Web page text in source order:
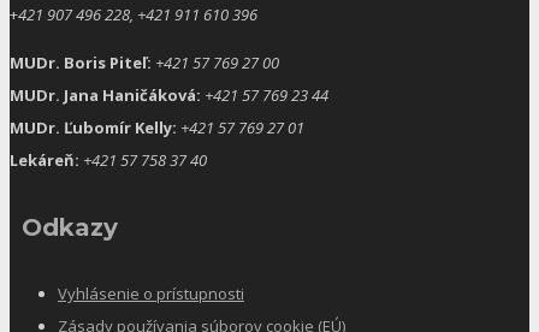
+421 907 496 228, +421 911 610 396
MUDr. Boris Piteľ: +421 57 769 27 00
MUDr. Jana Haničáková: +421 57 769 23 44
MUDr. Ľubomír Kelly: +421 57 769 27 01
Lekáreň: +421 57 758 37 40
Odkazy
Vyhlásenie o prístupnosti
Zásady používania súborov cookie (EÚ)